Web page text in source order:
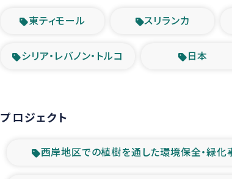
東ティモール スリランカ
シリア・レバノン・トルコ 日本
プロジェクト
西岸地区での植樹を通した環境保全・緑化